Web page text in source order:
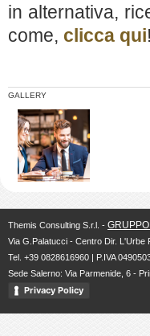
in alternativa,
come, clicca qui!
GALLERY
Themis Consulting S.r.l. -
Via G.Palatucci - Centro Dir. L'Urbe
Tel. +39 0828616960 | P.IVA
Sede Salerno: Via Parmenide, 6 -
Privacy Policy